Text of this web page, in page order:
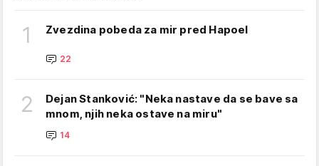
1 Zvezdina pobeda za mir pred Hapoel
22
2
Dejan Stanković: "Neka nastave da se bave sa
mnom, njih neka ostave na miru"
14